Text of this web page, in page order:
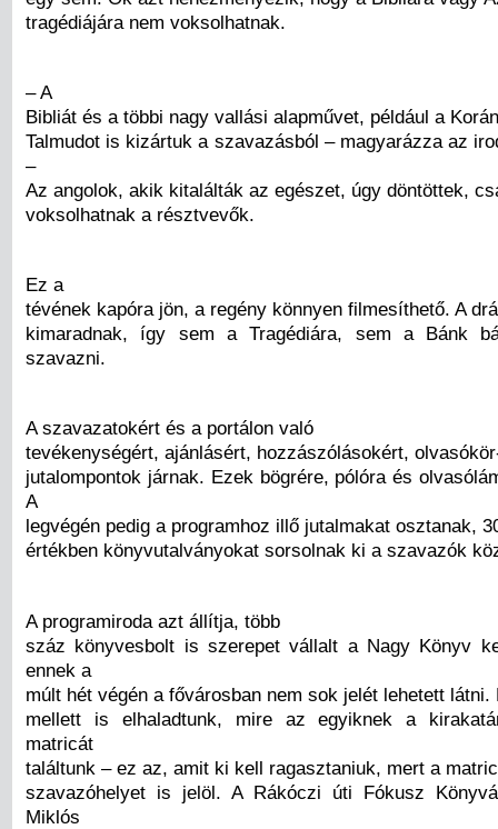
tragédiájára nem voksolhatnak.
– A
Bibliát és a többi nagy vallási alapművet, például a
Talmudot is kizártuk a szavazásból – magyarázza az
–
Az angolok, akik kitalálták az egészet, úgy döntöttek,
voksolhatnak a résztvevők.
Ez a
tévének kapóra jön, a regény könnyen filmesíthető. A
kimaradnak, így sem a Tragédiára, sem a Bánk
szavazni.
A szavazatokért és a portálon való
tevékenységért, ajánlásért, hozzászólásokért,
jutalompontok járnak. Ezek bögrére, pólóra és
A
legvégén pedig a programhoz illő jutalmakat osztanak,
értékben könyvutalványokat sorsolnak ki a szavazók
A programiroda azt állítja, több
száz könyvesbolt is szerepet vállalt a Nagy Könyv
ennek a
múlt hét végén a fővárosban nem sok jelét lehetett látni.
mellett is elhaladtunk, mire az egyiknek a
matricát
találtunk – ez az, amit ki kell ragasztaniuk, mert a
szavazóhelyet is jelöl. A Rákóczi úti Fókusz
Miklós